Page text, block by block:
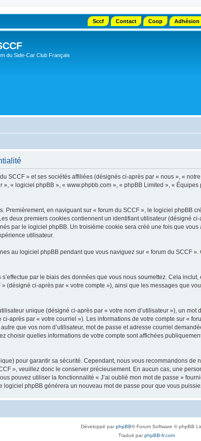
Sccf Contact Coop Adhésion
du Side-Car Club Français
SCCF » et ses sociétés affiliées (désignés ci-après par « nous », «
« logiciel phpBB », « www.phpbb.com », « phpBB Limited », «
Premièrement, en naviguant sur « forum du SCCF », le logiciel phpBB
deux premiers cookies contiennent un identifiant utilisateur (désigné
par le logiciel phpBB. Un troisième cookie sera créé une fois que
utilisateur.
au logiciel phpBB pendant que vous naviguez sur « forum du SCCF
par le biais des données que vous nous soumettez. Cela
» (désigné ci-après par « votre compte »), ainsi que les messages que
unique (désigné ci-après par « votre nom d’utilisateur »), un
après par « votre courriel »). Les informations de votre compte sur «
que vos nom d’utilisateur, mot de passe et adresse courriel
choisir quelles informations de votre compte sont affichées
pour garantir sa sécurité. Cependant, nous vous recommandons
», veuillez donc le conserver précieusement. En aucun cas, une
pouvez utiliser la fonctionnalité « J’ai oublié mon mot de passe »
logiciel phpBB générera un nouveau mot de passe pour que vous
Développé parphpBB® Forum Software © phpBB
Traduit parphpBB-fr.com